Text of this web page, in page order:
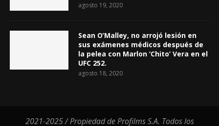
agosto 19, 2020
Sean O’Malley, no arrojó lesión en
sus exámenes médicos después de
la pelea con Marlon ‘Chito’ Vera en el
UFC 252.
agosto 18, 2020
2021-2025 / Propiedad de Profilms S.A. Todos los